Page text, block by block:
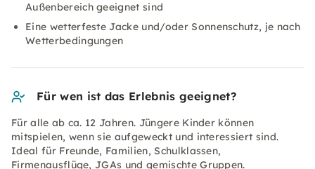
Außenbereich geeignet sind
Eine wetterfeste Jacke und/oder Sonnenschutz, je nach
Wetterbedingungen
Für wen ist das Erlebnis geeignet?
Für alle ab ca. 12 Jahren. Jüngere Kinder können
mitspielen, wenn sie aufgeweckt und interessiert sind.
Ideal für Freunde, Familien, Schulklassen,
Firmenausflüge, JGAs und gemischte Gruppen.